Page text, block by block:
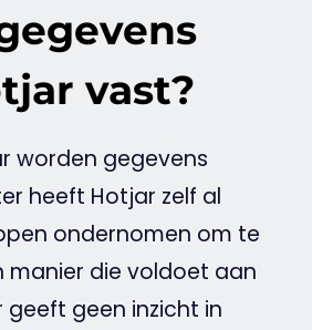
vast?
worden gegevens
heeft Hotjar zelf al
ondernomen om te
manier die voldoet aan
geeft geen inzicht in